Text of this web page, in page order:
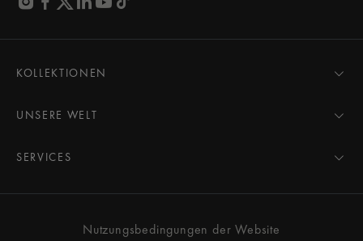
KOLLEKTIONEN
AIKON
PONTOS
FIABA
UNSERE WELT
Pressebereich
Partnerschaften
SERVICES
Pflegeberatung
Services & PreiseNutzungsbedingungen der Website